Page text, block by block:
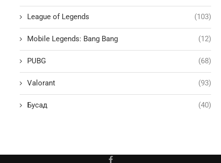
League of Legends (103)
Mobile Legends: Bang Bang (12)
PUBG (68)
Valorant (93)
Бусад (40)